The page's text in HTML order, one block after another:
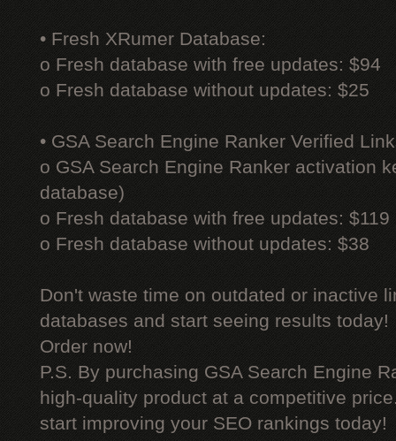
• Fresh XRumer Database:
o Fresh database with free updates: $94
o Fresh database without updates: $25
• GSA Search Engine Ranker Verified
o GSA Search Engine Ranker activation
database)
o Fresh database with free updates: $119
o Fresh database without updates: $38
Don't waste time on outdated or inactive
databases and start seeing results today!
Order now!
P.S. By purchasing GSA Search Engine
high-quality product at a competitive
start improving your SEO rankings today!